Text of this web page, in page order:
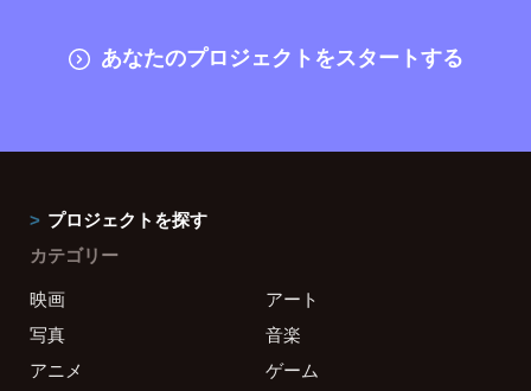
あなたのプロジェクトをスタートする
プロジェクトを探す
カテゴリー
映画
アート
写真
音楽
アニメ
ゲーム